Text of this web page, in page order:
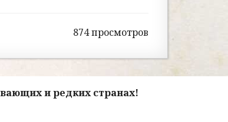
874 просмотров
и редких странах!